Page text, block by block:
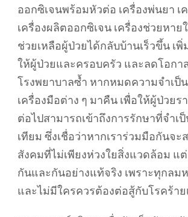
ออกซิเจนพร้อมหัวต่อ เครื่องพ่นยา เ
เครื่องผลิตออกซิเจน เครื่องช่วยหาย
ช่วยเหลือผู้ป่วยได้กลับบ้านเร็วขึ้น เ
ให้ผู้ป่วยและครอบครัว และลดโอกา
โรงพยาบาลซํ้า หากหมดความจำเป็
เครื่องมือต่าง ๆ มาคืน เพื่อให้ผู้ป่วย
ต่อไปสามารถเข้าถึงการรักษาที่จำเ
เทียม ซึ่งเชื่อว่าหากเราร่วมมือกันจะ
สังคมที่ไม่เพียงห่วงใยสิ่งแวดล้อม แ
กันและกันอย่างแท้จริง เพราะทุกลม
และไม่มีใครควรต้องต่อสู้กับโรคร้าย